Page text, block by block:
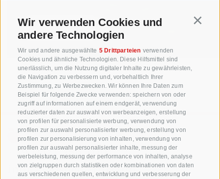
Wir verwenden Cookies und
andere Technologien
Wir und andere ausgewählte 5 Drittparteien verwenden
Cookies und ähnliche Technologien. Diese Hilfsmittel sind
unerlässlich, um die Nutzung digitaler Inhalte zu gewährleisten,
die Navigation zu verbessern und, vorbehaltlich Ihrer
Zustimmung, zu Werbezwecken. Wir können Ihre Daten zum
Beispiel für folgende Zwecke verwenden: speichern von oder
zugriff auf informationen auf einem endgerät, verwendung
reduzierter daten zur auswahl von werbeanzeigen, erstellung
von profilen für personalisierte werbung, verwendung von
profilen zur auswahl personalisierter werbung, erstellung von
profilen zur personalisierung von inhalten, verwendung von
profilen zur auswahl personalisierter inhalte, messung der
werbeleistung, messung der performance von inhalten, analyse
von zielgruppen durch statistiken oder kombinationen von daten
aus verschiedenen quellen, entwicklung und verbesserung der
WEITERLESEN
+39 0471 256 700
info@biosuedtirol.com